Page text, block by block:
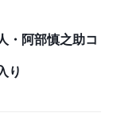
・阿部慎之助コ
り